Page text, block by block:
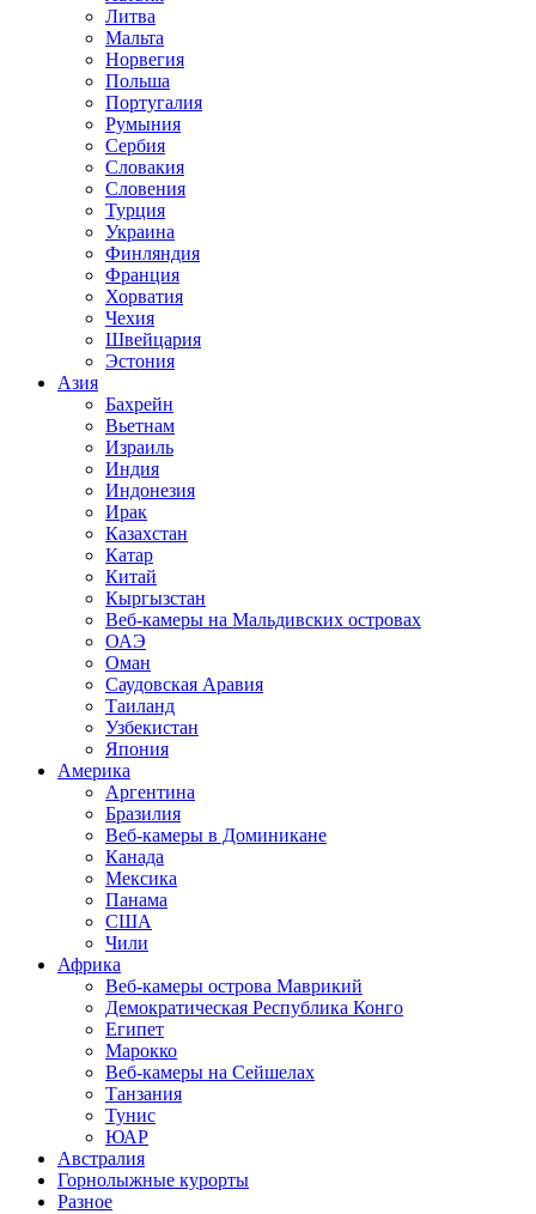
Литва
Мальта
Норвегия
Польша
Португалия
Румыния
Сербия
Словакия
Словения
Турция
Украина
Финляндия
Франция
Хорватия
Чехия
Швейцария
Эстония
Азия
Бахрейн
Вьетнам
Израиль
Индия
Индонезия
Ирак
Казахстан
Катар
Китай
Кыргызстан
Веб-камеры на Мальдивских островах
ОАЭ
Оман
Саудовская Аравия
Таиланд
Узбекистан
Япония
Америка
Аргентина
Бразилия
Веб-камеры в Доминикане
Канада
Мексика
Панама
США
Чили
Африка
Веб-камеры острова Маврикий
Демократическая Республика Конго
Египет
Марокко
Веб-камеры на Сейшелах
Танзания
Тунис
ЮАР
Австралия
Горнолыжные курорты
Разное